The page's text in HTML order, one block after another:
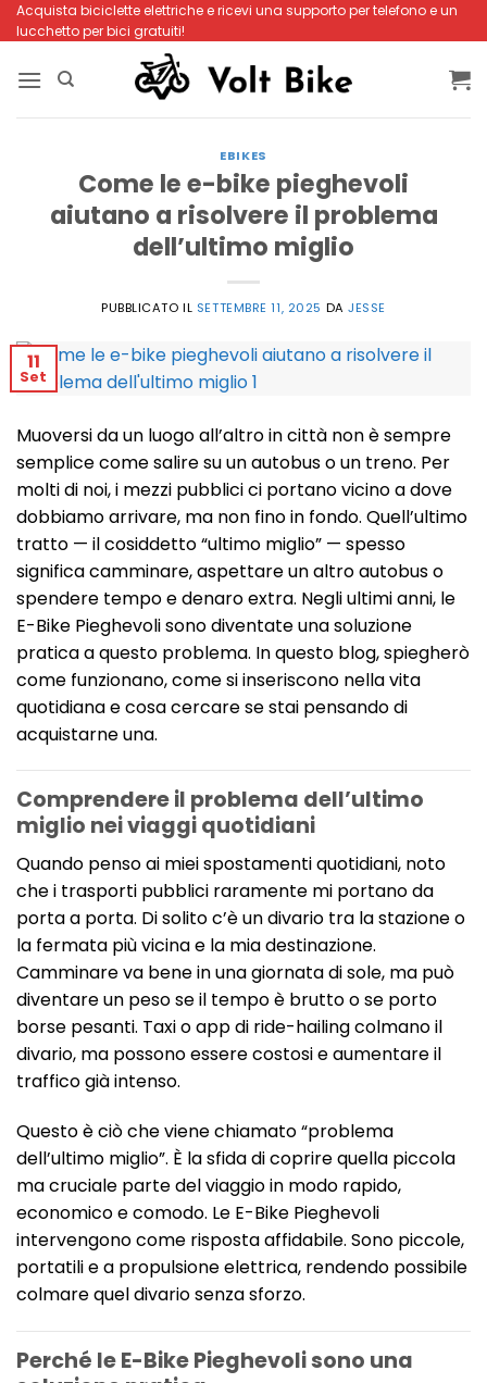
Salta
ai
contenuti
Acquista biciclette elettriche e ricevi una supporto per telefono e un
lucchetto per bici gratuiti!
EBIKES
Come le e-bike pieghevoli
aiutano a risolvere il problema
dell’ultimo miglio
PUBBLICATO IL SETTEMBRE 11, 2025 DAJESSE
11
Set
Muoversi da un luogo all’altro in città non è sempre
semplice come salire su un autobus o un treno. Per
molti di noi, i mezzi pubblici ci portano vicino a dove
dobbiamo arrivare, ma non fino in fondo. Quell’ultimo
tratto — il cosiddetto “ultimo miglio” — spesso
significa camminare, aspettare un altro autobus o
spendere tempo e denaro extra. Negli ultimi anni, le
E-Bike Pieghevoli sono diventate una soluzione
pratica a questo problema. In questo blog, spiegherò
come funzionano, come si inseriscono nella vita
quotidiana e cosa cercare se stai pensando di
acquistarne una.
Comprendere il problema dell’ultimo
miglio nei viaggi quotidiani
Quando penso ai miei spostamenti quotidiani, noto
che i trasporti pubblici raramente mi portano da
porta a porta. Di solito c’è un divario tra la stazione o
la fermata più vicina e la mia destinazione.
Camminare va bene in una giornata di sole, ma può
diventare un peso se il tempo è brutto o se porto
borse pesanti. Taxi o app di ride-hailing colmano il
divario, ma possono essere costosi e aumentare il
traffico già intenso.
Questo è ciò che viene chiamato “problema
dell’ultimo miglio”. È la sfida di coprire quella piccola
ma cruciale parte del viaggio in modo rapido,
economico e comodo. Le E-Bike Pieghevoli
intervengono come risposta affidabile. Sono piccole,
portatili e a propulsione elettrica, rendendo possibile
colmare quel divario senza sforzo.
Perché le E-Bike Pieghevoli sono una